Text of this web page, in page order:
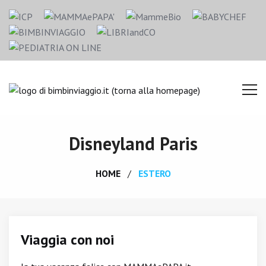
Disneyland Paris
HOME ESTERO
Viaggia con noi